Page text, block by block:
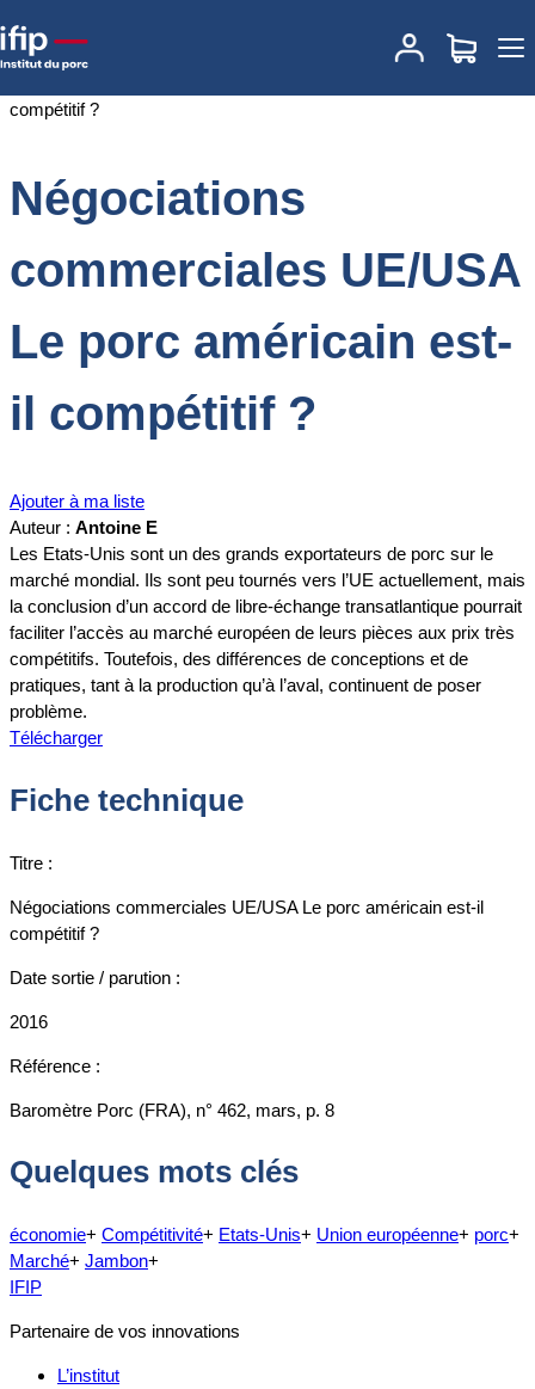
Accueil
Négociations commerciales UE/USA Le
porc américain est-il compétitif ?
Négociations
commerciales UE/USA
Le porc américain est-
il compétitif ?
Ajouter à ma liste
Auteur : Antoine E
Les Etats-Unis sont un des grands exportateurs de porc sur le
marché mondial. Ils sont peu tournés vers l’UE actuellement, mais
la conclusion d’un accord de libre-échange transatlantique pourrait
faciliter l’accès au marché européen de leurs pièces aux prix très
compétitifs. Toutefois, des différences de conceptions et de
pratiques, tant à la production qu’à l’aval, continuent de poser
problème.
Télécharger
Fiche technique
Titre :
Négociations commerciales UE/USA Le porc américain est-il
compétitif ?
Date sortie / parution :
2016
Référence :
Baromètre Porc (FRA), n° 462, mars, p. 8
Quelques mots clés
économie+ Compétitivité+ Etats-Unis+ Union européenne+ porc+
Marché+ Jambon+
IFIP
Partenaire de vos innovations
L’institut